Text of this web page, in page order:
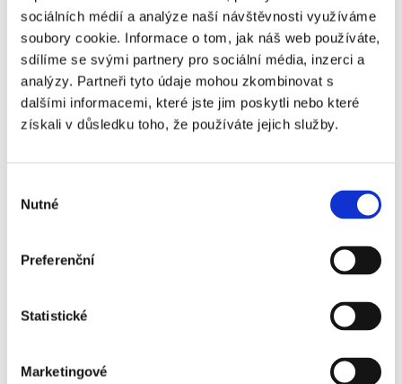
sociálních médií a analýze naší návštěvnosti využíváme
soubory cookie. Informace o tom, jak náš web používáte,
sdílíme se svými partnery pro sociální média, inzerci a
analýzy. Partneři tyto údaje mohou zkombinovat s
dalšími informacemi, které jste jim poskytli nebo které
získali v důsledku toho, že používáte jejich služby.
souhlasu
Nutné
Preferenční
Statistické
Marketingové
Travel Club - 1.
kategorie
Tottenham Hotspur
- Chelsea FC - VIP
Travel Club Gold
+6 070 Kč
Travel Club Premium
- Chelsea FC - VIP